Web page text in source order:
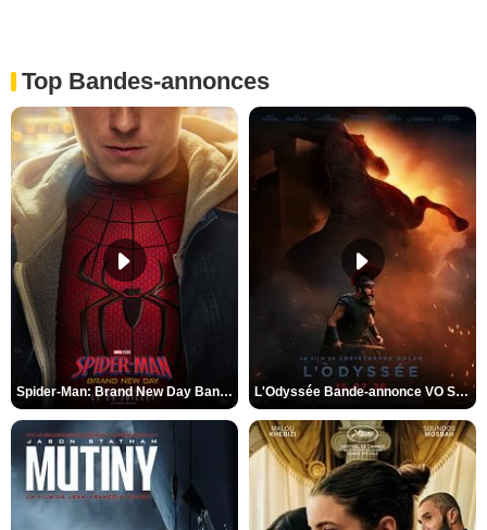
Top Bandes-annonces
Spider-Man: Brand New Day Bande-annonce VO STFR L'Odyssée Bande-annonce VO STFR